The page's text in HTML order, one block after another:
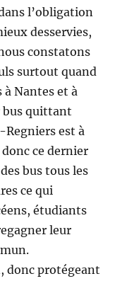
l’obligation
desservies,
constatons
surtout quand
Nantes et à
bus quittant
est à
ce dernier
bus tous les
ce qui
étudiants
leur
donc protégeant